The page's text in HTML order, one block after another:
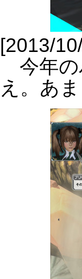
[2013/
今年の
え。あ